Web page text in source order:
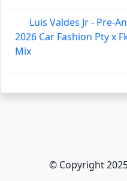
Luis Valdes Jr - Pre-
2026 Car Fashion Pty x
Mix
© Copyright